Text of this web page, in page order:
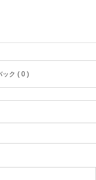
ック ( 0 )